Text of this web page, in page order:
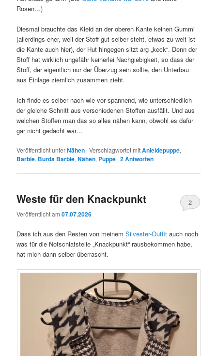
Rosen…)
Diesmal brauchte das Kleid an der oberen Kante keinen Gummi
(allerdings eher, weil der Stoff gut selber steht, etwas zu weit ist
die Kante auch hier), der Hut hingegen sitzt arg „keck“. Denn der
Stoff hat wirklich ungefähr keinerlei Nachgiebigkeit, so dass der
Stoff, der eigentlich nur der Überzug sein sollte, den Unterbau
aus Einlage ziemlich zusammen zieht.
Ich finde es selber nach wie vor spannend, wie unterschiedlich
der gleiche Schnitt aus verschiedenen Stoffen ausfällt. Und aus
welchen Stoffen man das so alles nähen kann, obwohl es dafür
gar nicht gedacht war…
Veröffentlicht unterNähen |Verschlagwortet mitAnleidepuppe,
Barbie, Burda Barbie,Nähen, Puppe |2Antworten
Weste für den Knackpunkt
Veröffentlicht am07.07.2026
2
Dass ich aus den Resten von meinemSilvester-Outfit auch noch
was für die Notschlafstelle „Knackpunkt“ rausbekommen habe,
hat mich dann selber überrascht.